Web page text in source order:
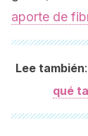
aporte de
Lee también:
qué